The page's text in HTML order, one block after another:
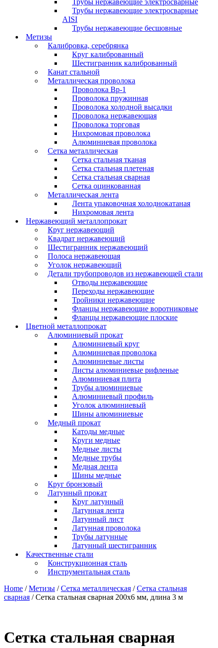
Трубы нержавеющие электросварные
Трубы нержавеющие электросварные
AISI
Трубы нержавеющие бесшовные
Метизы
Калибровка, серебрянка
Круг калиброванный
Шестигранник калиброванный
Канат стальной
Металлическая проволока
Проволока Вр-1
Проволока пружинная
Проволока холодной высадки
Проволока нержавеющая
Проволока торговая
Нихромовая проволока
Алюминиевая проволока
Сетка металлическая
Сетка стальная тканая
Сетка стальная плетеная
Сетка стальная сварная
Сетка оцинкованная
Металлическая лента
Лента упаковочная холоднокатаная
Нихромовая лента
Нержавеющий металлопрокат
Круг нержавеющий
Квадрат нержавеющий
Шестигранник нержавеющий
Полоса нержавеющая
Уголок нержавеющий
Детали трубопроводов из нержавеющей стали
Отводы нержавеющие
Переходы нержавеющие
Тройники нержавеющие
Фланцы нержавеющие воротниковые
Фланцы нержавеющие плоские
Цветной металлопрокат
Алюминиевый прокат
Алюминиевый круг
Алюминиевая проволока
Алюминиевые листы
Листы алюминиевые рифленые
Алюминиевая плита
Трубы алюминиевые
Алюминиевый профиль
Уголок алюминиевый
Шины алюминиевые
Медный прокат
Катоды медные
Круги медные
Медные листы
Медные трубы
Медная лента
Шины медные
Круг бронзовый
Латунный прокат
Круг латунный
Латунная лента
Латунный лист
Латунная проволока
Трубы латунные
Латунный шестигранник
Качественные стали
Конструкционная сталь
Инструментальная сталь
Home /Метизы /Сетка металлическая /Сетка стальная
сварная / Сетка стальная сварная 200х6 мм, длина 3 м
Сетка стальная сварная